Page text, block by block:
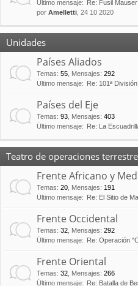
Último mensaje:
Re: Fusil
por Amelletti , 24 10 2020
Unidades
Países Aliados
Temas: 55 Mensajes: 292
Último mensaje:
Re: 101ª
Países del Eje
Temas: 93 Mensajes: 403
Último mensaje:
Re: La
Teatro de operaciones
Frente Africano y
Temas: 20 Mensajes: 191
Último mensaje:
Re: El Sitio de
Frente Occidental
Temas: 32 Mensajes: 292
Último mensaje:
Re: Operación
Frente Oriental
Temas: 32 Mensajes: 266
Último mensaje:
Re: Batalla de